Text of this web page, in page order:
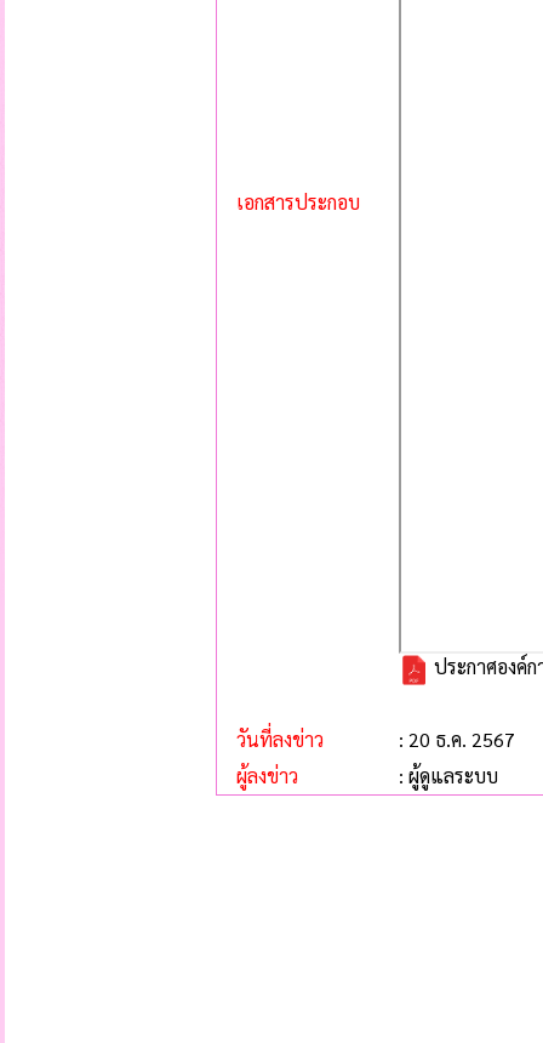
เอกสารประกอบ
ประกาศองค์
วันที่ลงข่าว
: 20 ธ.ค. 2567
ผู้ลงข่าว
: ผู้ดูแลระบบ